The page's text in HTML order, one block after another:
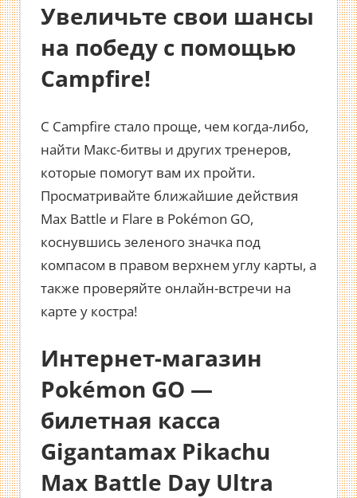
Увеличьте свои шансы
на победу с помощью
Campfire!
С Campfire стало проще, чем когда-либо,
найти Макс-битвы и других тренеров,
которые помогут вам их пройти.
Просматривайте ближайшие действия
Max Battle и Flare в Pokémon GO,
коснувшись зеленого значка под
компасом в правом верхнем углу карты, а
также проверяйте онлайн-встречи на
карте у костра!
Интернет-магазин
Pokémon GO —
билетная касса
Gigantamax Pikachu
Max Battle Day Ultra